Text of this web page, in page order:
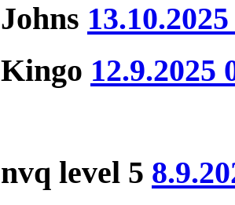
Johns
Kingo 12.9.2025
nvq level 5